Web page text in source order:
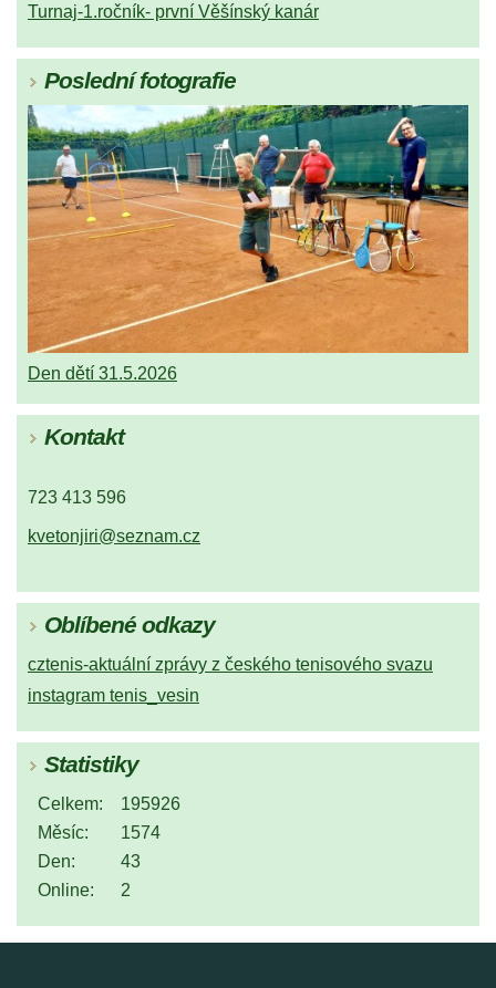
Turnaj-1.ročník- první Věšínský kanár
Poslední fotografie
Den dětí 31.5.2026
Kontakt
723 413 596
kvetonjiri@seznam.cz
Oblíbené odkazy
cztenis-aktuální zprávy z českého tenisového svazu
instagram tenis_vesin
Statistiky
Online: 2
Celkem:
195926
Měsíc:
1574
Den:
43